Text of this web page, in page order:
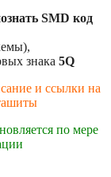
SMD код
знака 5Q
и ссылки на
по мере